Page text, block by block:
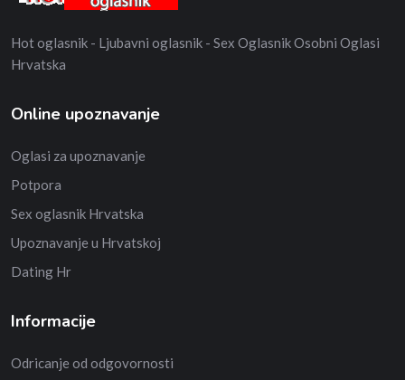
Hot oglasnik - Ljubavni oglasnik - Sex Oglasnik Osobni Oglasi
Hrvatska
Online upoznavanje
Oglasi za upoznavanje
Potpora
Sex oglasnik Hrvatska
Upoznavanje u Hrvatskoj
Dating Hr
Informacije
Odricanje od odgovornosti